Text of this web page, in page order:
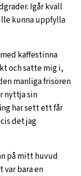
Igår kväll
kunna uppfylla
kaffestinna
och satte mig i,
manliga frisören
nyttja sin
har sett ett får
det jag
på mitt huvud
var bara en